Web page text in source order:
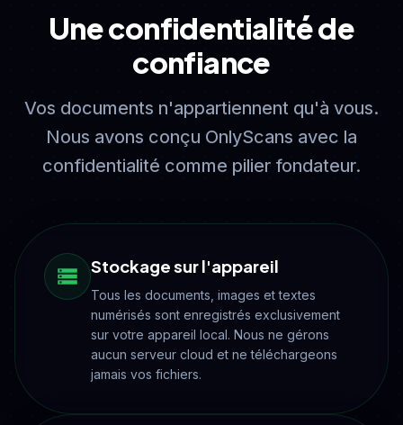
Une confidentialité de
confiance
Vos documents n'appartiennent qu'à vous.
Nous avons conçu OnlyScans avec la
confidentialité comme pilier fondateur.
Stockage sur l'appareil
Tous les documents, images et textes
numérisés sont enregistrés exclusivement
sur votre appareil local. Nous ne gérons
aucun serveur cloud et ne téléchargeons
jamais vos fichiers.